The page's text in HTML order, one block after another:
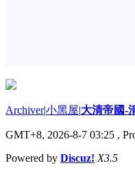
Archiver|小黑屋|大清帝國-
GMT+8, 2026-8-7 03:25 ,
Powered by Discuz! X3.5